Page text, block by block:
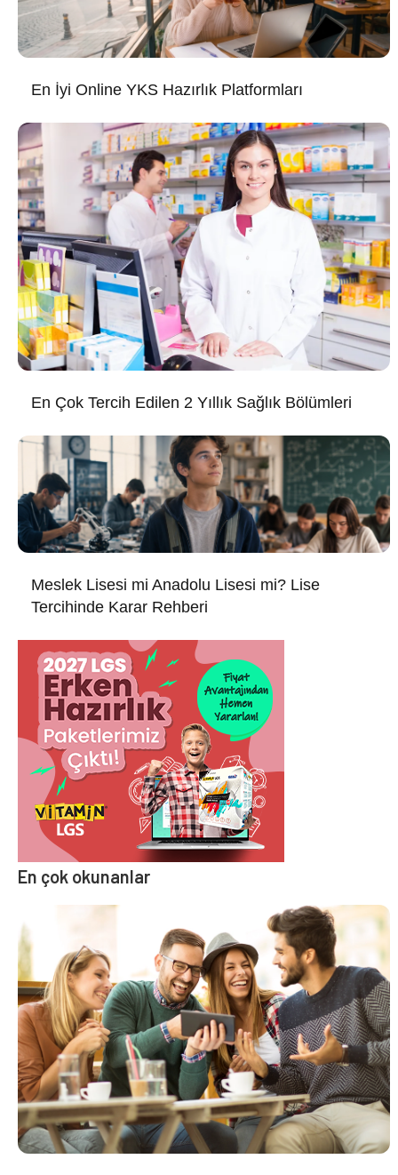
En İyi Online YKS Hazırlık Platformları
En Çok Tercih Edilen 2 Yıllık Sağlık Bölümleri
Meslek Lisesi mi Anadolu Lisesi mi? Lise
Tercihinde Karar Rehberi
En çok okunanlar